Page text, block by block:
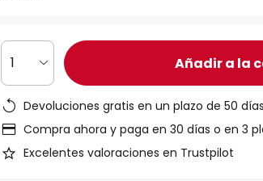
1 Añadir a la
Devoluciones gratis en un plazo de 50 días
Compra ahora y paga en 30 días o en 3
Excelentes valoraciones en Trustpilot